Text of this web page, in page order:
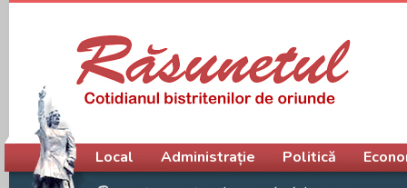
Meniu principal
Local Administrație Politică